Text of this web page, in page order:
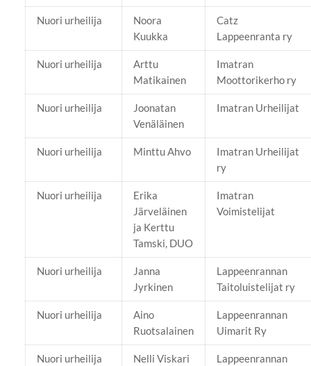
Nuori urheilija
Noora
Kuukka
Catz
Lappeenranta ry
Nuori urheilija
Arttu
Matikainen
Imatran
Moottorikerho ry
Nuori urheilija
Joonatan
Venäläinen
Imatran Urheilijat
Nuori urheilija Minttu Ahvo
Imatran Urheilijat
ry
Nuori urheilija
Erika
Järveläinen
ja Kerttu
Tamski, DUO
Imatran
Voimistelijat
Nuori urheilija
Janna
Jyrkinen
Lappeenrannan
Taitoluistelijat ry
Nuori urheilija
Aino
Ruotsalainen
Lappeenrannan
Uimarit Ry
Nuori urheilija Nelli Viskari
Lappeenrannan